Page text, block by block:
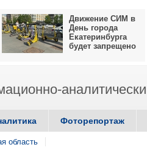
Движение СИМ в
День города
Екатеринбурга
будет запрещено
Фоторепортаж
область